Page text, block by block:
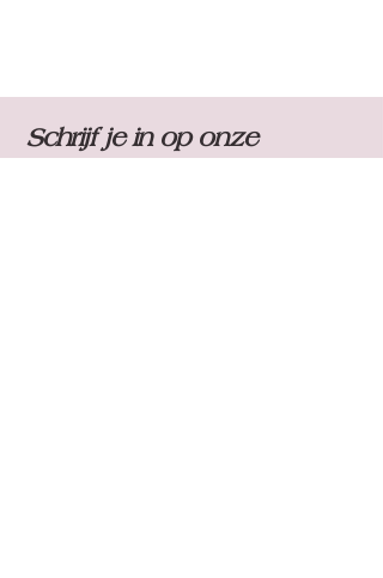
Schrijf je in op onze